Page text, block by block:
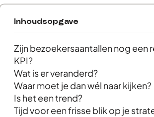
Inhoudsopgave
Zijn bezoekersaantallen nog een
KPI?
Wat is er veranderd?
Waar moet je dan wél naar kijken?
Is het een trend?
Tijd voor een frisse blik op je